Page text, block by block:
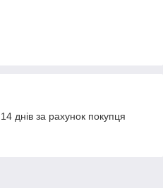
днів за рахунок покупця